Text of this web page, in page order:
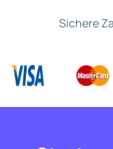
Sichere